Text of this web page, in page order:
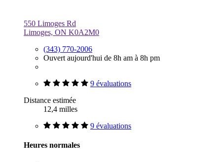
550 Limoges Rd
Limoges, ON K0A2M0
(343) 770-2006
Ouvert aujourd'hui de 8h am à 8h pm
9 évaluations
Distance estimée
12,4 milles
9 évaluations
Heures normales